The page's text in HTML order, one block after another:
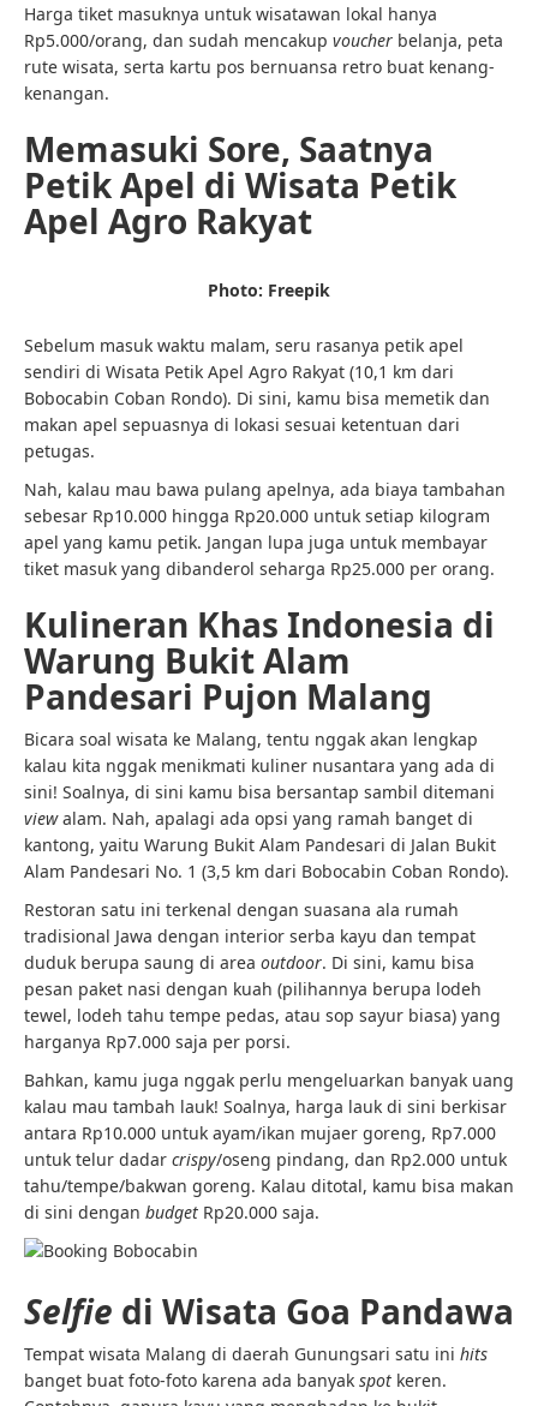
Harga tiket masuknya untuk wisatawan lokal hanya
Rp5.000/orang, dan sudah mencakup voucher belanja, peta
rute wisata, serta kartu pos bernuansa retro buat kenang-
kenangan.
Memasuki Sore, Saatnya
Petik Apel di Wisata Petik
Apel Agro Rakyat
Photo: Freepik
Sebelum masuk waktu malam, seru rasanya petik apel
sendiri di Wisata Petik Apel Agro Rakyat (10,1 km dari
Bobocabin Coban Rondo). Di sini, kamu bisa memetik dan
makan apel sepuasnya di lokasi sesuai ketentuan dari
petugas.
Nah, kalau mau bawa pulang apelnya, ada biaya tambahan
sebesar Rp10.000 hingga Rp20.000 untuk setiap kilogram
apel yang kamu petik. Jangan lupa juga untuk membayar
tiket masuk yang dibanderol seharga Rp25.000 per orang.
Kulineran Khas Indonesia di
Warung Bukit Alam
Pandesari Pujon Malang
Bicara soal wisata ke Malang, tentu nggak akan lengkap
kalau kita nggak menikmati kuliner nusantara yang ada di
sini! Soalnya, di sini kamu bisa bersantap sambil ditemani
viewalam. Nah, apalagi ada opsi yang ramah banget di
kantong, yaitu Warung Bukit Alam Pandesari di Jalan Bukit
Alam Pandesari No. 1 (3,5 km dari Bobocabin Coban Rondo).
Restoran satu ini terkenal dengan suasana ala rumah
tradisional Jawa dengan interior serba kayu dan tempat
duduk berupa saung di area outdoor. Di sini, kamu bisa
pesan paket nasi dengan kuah (pilihannya berupa lodeh
tewel, lodeh tahu tempe pedas, atau sop sayur biasa) yang
harganya Rp7.000 saja per porsi.
Bahkan, kamu juga nggak perlu mengeluarkan banyak uang
kalau mau tambah lauk! Soalnya, harga lauk di sini berkisar
antara Rp10.000 untuk ayam/ikan mujaer goreng, Rp7.000
untuk telur dadar crispy/oseng pindang, dan Rp2.000 untuk
tahu/tempe/bakwan goreng. Kalau ditotal, kamu bisa makan
di sini dengan budget Rp20.000 saja.
Selfie di Wisata Goa Pandawa
Tempat wisata Malang di daerah Gunungsari satu ini hits
banget buat foto-foto karena ada banyak spot keren.